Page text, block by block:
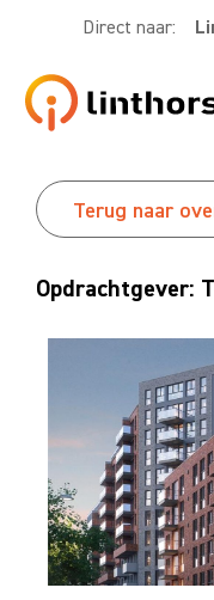
Direct naar:
Terug naar
Opdrachtgever: